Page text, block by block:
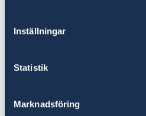
Inställningar
Statistik
Marknadsföring